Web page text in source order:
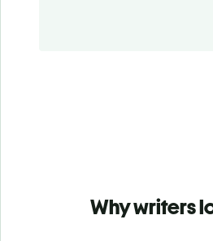
Why writers